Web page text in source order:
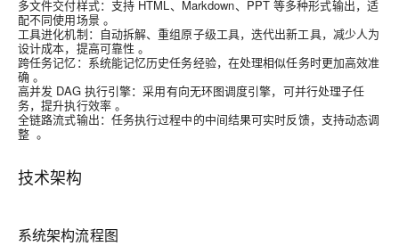
多文件交付样式：支持 HTML、Markdown、PPT 等多种形式输出，适
配不同使用场景 。
工具进化机制：自动拆解、重组原子级工具，迭代出新工具，减少人为
设计成本，提高可靠性 。
跨任务记忆：系统能记忆历史任务经验，在处理相似任务时更加高效准
确 。
高并发 DAG 执行引擎：采用有向无环图调度引擎，可并行处理子任
务，提升执行效率 。
全链路流式输出：任务执行过程中的中间结果可实时反馈，支持动态调
整 。
技术架构
系统架构流程图